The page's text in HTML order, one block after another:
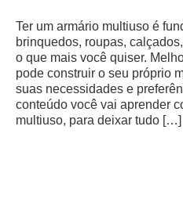
Ter um armário multiuso é
brinquedos, roupas,
o que mais você quiser.
pode construir o seu próprio
suas necessidades e
conteúdo você vai aprender
multiuso, para deixar tudo […]